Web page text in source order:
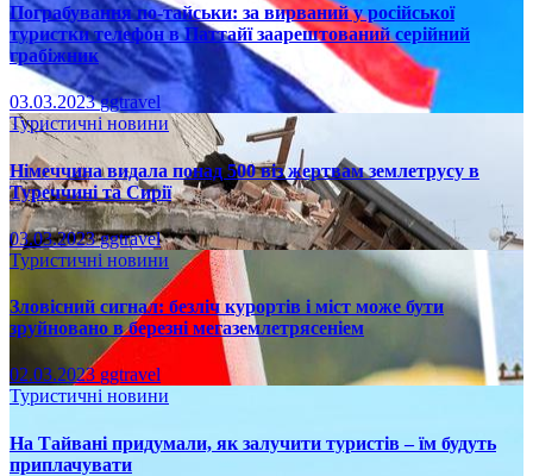
Пограбування по-тайськи: за вирваний у російської
туристки телефон в Паттайї заарештований серійний
грабіжник
03.03.2023ggtravel
Туристичні новини
Німеччина видала понад 500 віз жертвам землетрусу в
Туреччині та Сирії
03.03.2023ggtravel
Туристичні новини
Зловісний сигнал: безліч курортів і міст може бути
зруйновано в березні мегаземлетрясеніем
02.03.2023 ggtravel
Туристичні новини
На Тайвані придумали, як залучити туристів – їм будуть
приплачувати